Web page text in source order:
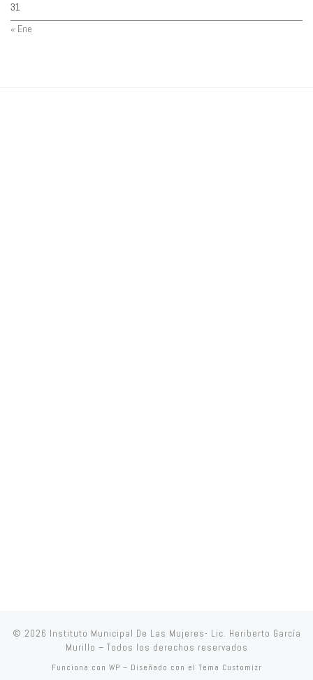
31
« Ene
© 2026 Instituto Municipal De Las Mujeres- Lic. Heriberto García
Murillo – Todos los derechos reservados
Funciona con WP – Diseñado con el Tema Customizr